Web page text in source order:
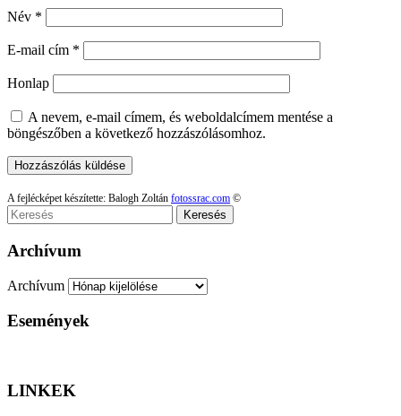
Név *
E-mail cím *
Honlap
A nevem, e-mail címem, és weboldalcímem mentése a
böngészőben a következő hozzászólásomhoz.
A fejlécképet készítette: Balogh Zoltán fotossrac.com ©
Keresés
Archívum
Archívum
Események
LINKEK